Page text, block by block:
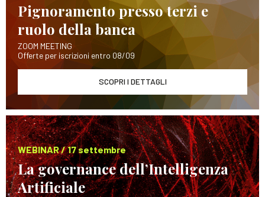
Pignoramento presso terzi e
ruolo della banca
ZOOM MEETING
Offerte per iscrizioni entro 08/09
SCOPRI I DETTAGLI
WEBINAR / 17 settembre
La governance dell’Intelligenza
Artificiale